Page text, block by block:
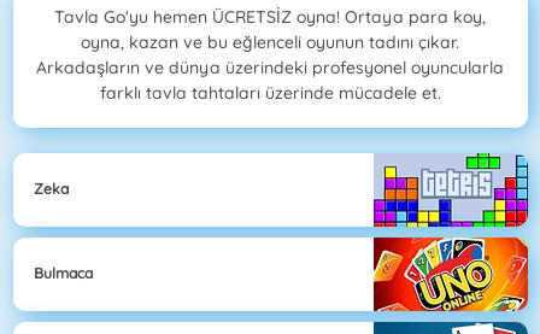
Tavla Go'yu hemen ÜCRETSİZ oyna! Ortaya para koy,
oyna, kazan ve bu eğlenceli oyunun tadını çıkar.
Arkadaşların ve dünya üzerindeki profesyonel oyuncularla
farklı tavla tahtaları üzerinde mücadele et.
Zeka
Bulmaca